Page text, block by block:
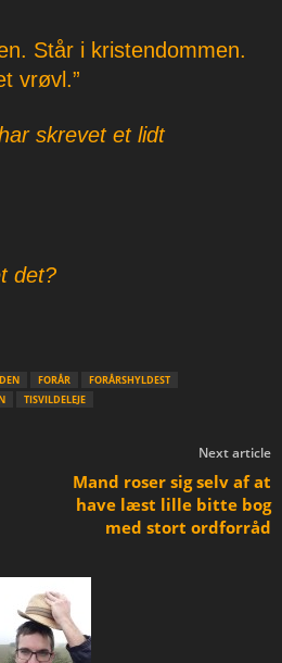
Står i kristendommen.
vrøvl.”
skrevet et lidt
det?
FORÅR
FORÅRSHYLDEST
TISVILDELEJE
Next article
Mand roser sig selv af at
have læst lille bitte bog
med stort ordforråd